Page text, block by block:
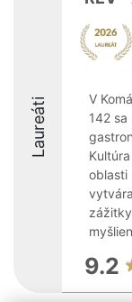
Laureáti
V
142
oblasti
9.2